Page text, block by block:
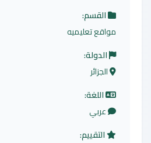
القسم:
مواقع تعليميه
الدولة:
الجزائر
اللغة:
عربي
التقييم: